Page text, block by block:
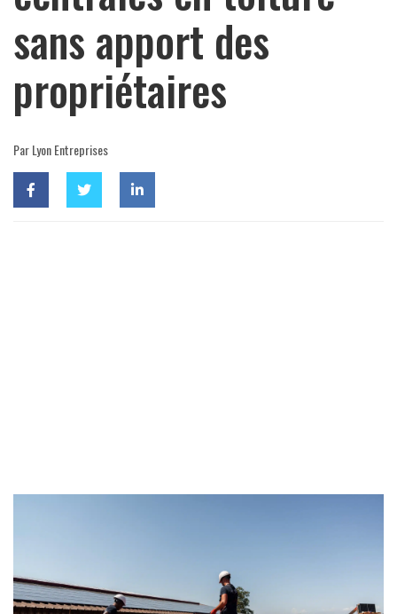
sans apport des
propriétaires
Par Lyon Entreprises